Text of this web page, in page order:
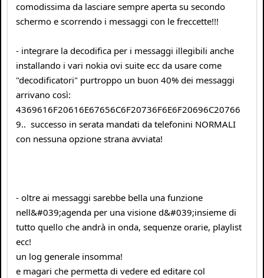
comodissima da lasciare sempre aperta su secondo
schermo e scorrendo i messaggi con le freccette!!!
- integrare la decodifica per i messaggi illegibili anche
installando i vari nokia ovi suite ecc da usare come
"decodificatori" purtroppo un buon 40% dei messaggi
arrivano così:
4369616F20616E67656C6F20736F6E6F20696C20766
9.. successo in serata mandati da telefonini NORMALI
con nessuna opzione strana avviata!
- oltre ai messaggi sarebbe bella una funzione
nell&#039;agenda per una visione d&#039;insieme di
tutto quello che andrà in onda, sequenze orarie, playlist
ecc!
un log generale insomma!
e magari che permetta di vedere ed editare col